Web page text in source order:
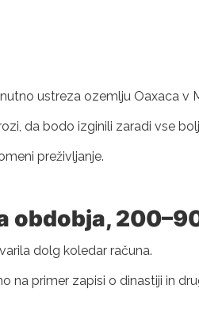
ustreza ozemlju Oaxaca v
da bodo izginili zaradi vse
preživljanje.
obdobja,
dolg koledar računa.
na primer zapisi o dinastiji in